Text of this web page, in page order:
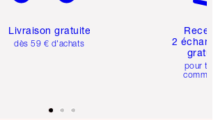
Livraison gratuite
dès 59 € d'achats
2
pour